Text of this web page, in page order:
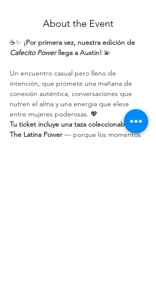
About the Event
☕✨ ¡Por primera vez, nuestra edición de
Cafecito Power llega a Austin! 💫
Un encuentro casual pero lleno de
intención, que promete una mañana de
conexión auténtica, conversaciones que
nutren el alma y una energía que eleva
entre mujeres poderosas. 💖
Tu ticket incluye una taza coleccionable de
The Latina Power — porque los momentos